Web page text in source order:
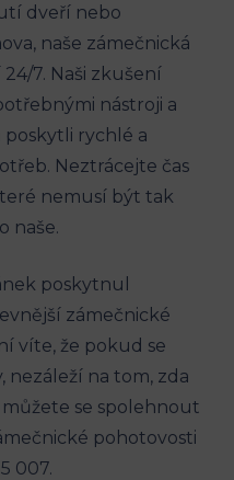
dveří nebo
naše zámečnická
7. Naši zkušení
nástroji a
poskytli rychlé a
Neztrácejte čas
nemusí být tak
naše.
poskytnul
zámečnické
víte, že pokud se
nezáleží na tom, zda
se spolehnout
pohotovosti
007.